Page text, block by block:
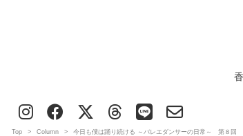
Top > Column >
今日も僕は踊り続ける ～バレエダンサーの日常～ 第８回